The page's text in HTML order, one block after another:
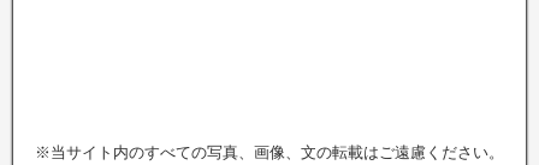
※当サイト内のすべての写真、画像、文の転載はご遠慮ください。